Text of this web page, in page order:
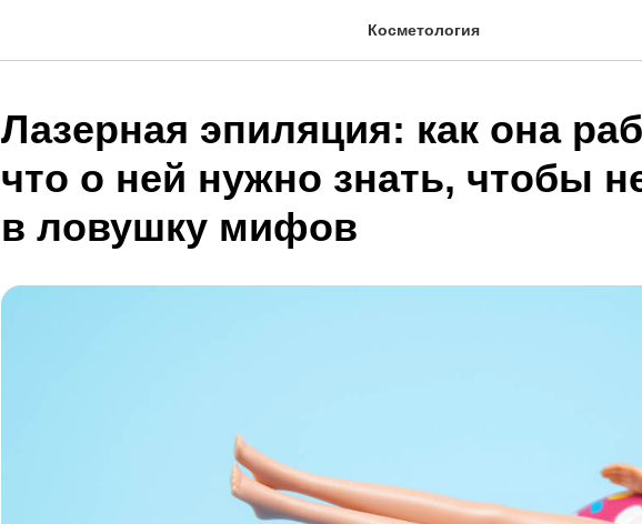
Косметология
Лазерная эпиляция: как она
что о ней нужно знать, чтобы
в ловушку мифов